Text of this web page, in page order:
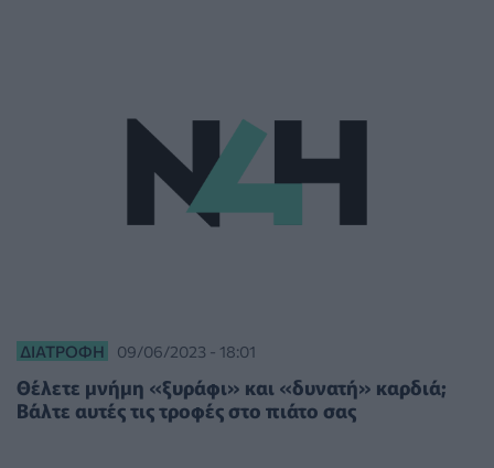
ΔΙΑΤΡΟΦΉ 09/06/2023 - 18:01
Θέλετε μνήμη «ξυράφι» και «δυνατή» καρδιά;
Βάλτε αυτές τις τροφές στο πιάτο σας